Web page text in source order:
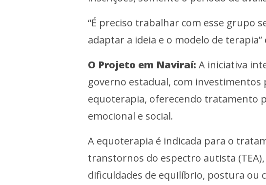
“É preciso trabalhar com esse grupo
adaptar a ideia e o modelo de terapia”
O Projeto em Naviraí: A iniciativa
governo estadual, com
equoterapia, oferecendo tratamento
emocional e social.
A equoterapia é indicada para o
transtornos do espectro autista
dificuldades de equilíbrio, postura ou